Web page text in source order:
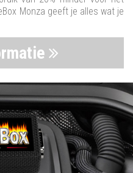
Monza geeft je alles wat je